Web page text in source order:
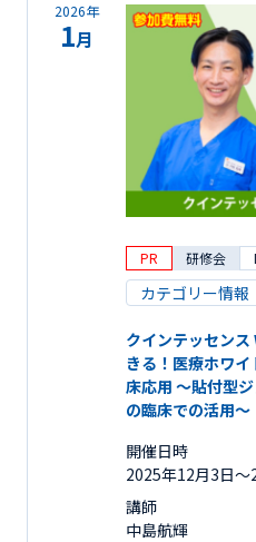
2026年
1月
PR 研修会
カテゴリー情報
クインテッセンス
きる！医療ホワ
床応用 ～貼付型
の臨床での活用～
開催日時
2025年12月3日
講師
中島航輝